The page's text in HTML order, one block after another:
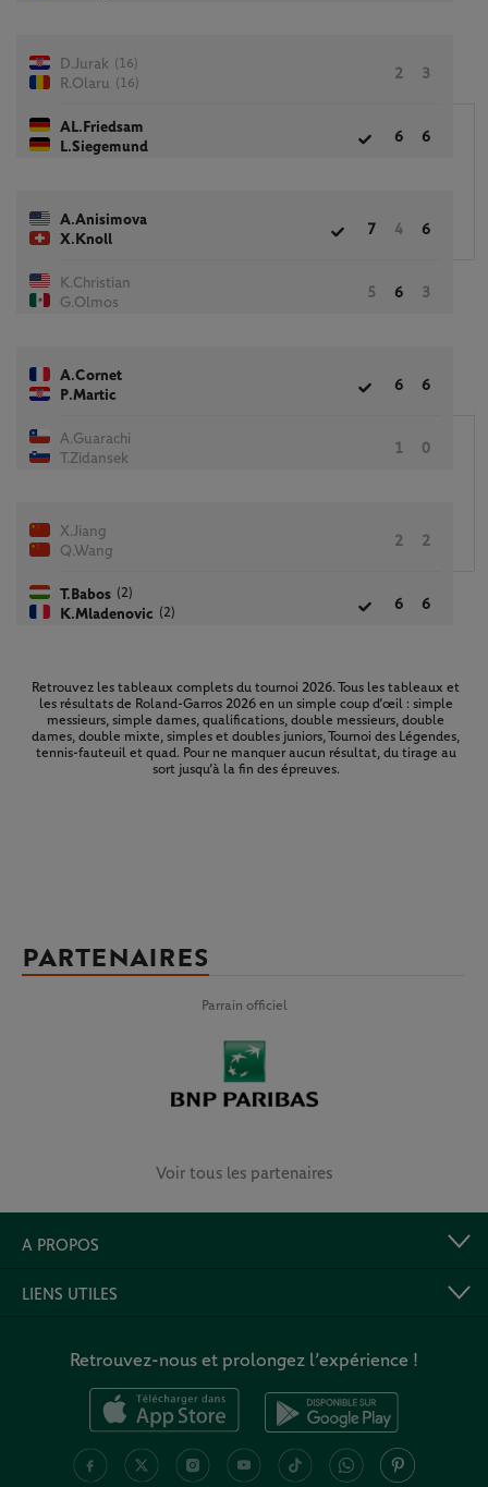
D.Jurak (16)
R.Olaru (16)
2 3
AL.Friedsam
L.Siegemund
6 6
A.Anisimova
X.Knoll
7 4 6
K.Christian
G.Olmos
5 6 3
A.Cornet
P.Martic
6 6
A.Guarachi
T.Zidansek
1 0
X.Jiang
Q.Wang
2 2
T.Babos (2)
K.Mladenovic (2)
6 6
Retrouvez les tableaux complets du tournoi 2026. Tous les tableaux et
les résultats de Roland-Garros 2026 en un simple coup d’œil : simple
messieurs, simple dames, qualifications, double messieurs, double
dames, double mixte, simples et doubles juniors, Tournoi des Légendes,
tennis-fauteuil et quad. Pour ne manquer aucun résultat, du tirage au
sort jusqu’à la fin des épreuves.
PARTENAIRES
Parrain officiel
Voir tous les partenaires
A PROPOS
LIENS UTILES
Retrouvez-nous et prolongez l’expérience !